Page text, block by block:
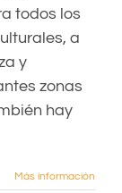
todos los
a
y
zonas
hay
Más información